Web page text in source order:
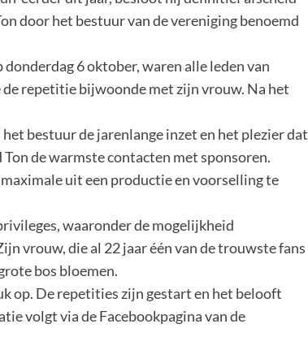
door het bestuur van de vereniging benoemd
6 oktober, waren alle leden van
repetitie bijwoonde met zijn vrouw. Na het
bestuur de jarenlange inzet en het plezier dat
de warmste contacten met sponsoren.
uit een productie en voorselling te
waaronder de mogelijkheid
vrouw, die al 22 jaar één van de trouwste fans
bos bloemen.
op. De repetities zijn gestart en het belooft
volgt via de Facebookpagina van de